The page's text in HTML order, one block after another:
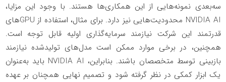
سه‌بعدی نمونه‌هایی از این همکاری‌ها هستند. با وجود این مزایا،
NVIDIA AI محدودیت‌هایی نیز دارد. برای مثال، استفاده از GPUهای
قدرتمند این شرکت نیازمند سرمایه‌گذاری اولیه قابل توجه است.
همچنین، در برخی موارد ممکن است مدل‌های تولیدشده نیازمند
بازبینی توسط متخصصان باشند. بنابراین، NVIDIA AI باید به‌عنوان
یک ابزار کمکی در نظر گرفته شود و تصمیم نهایی همچنان بر عهده